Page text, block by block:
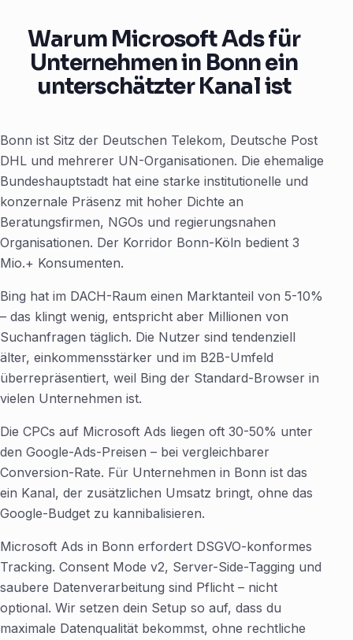
Warum Microsoft Ads für
Unternehmen in Bonn ein
unterschätzter Kanal ist
Bonn ist Sitz der Deutschen Telekom, Deutsche Post
DHL und mehrerer UN-Organisationen. Die ehemalige
Bundeshauptstadt hat eine starke institutionelle und
konzernale Präsenz mit hoher Dichte an
Beratungsfirmen, NGOs und regierungsnahen
Organisationen. Der Korridor Bonn-Köln bedient 3
Mio.+ Konsumenten.
Bing hat im DACH-Raum einen Marktanteil von 5-10%
– das klingt wenig, entspricht aber Millionen von
Suchanfragen täglich. Die Nutzer sind tendenziell
älter, einkommensstärker und im B2B-Umfeld
überrepräsentiert, weil Bing der Standard-Browser in
vielen Unternehmen ist.
Die CPCs auf Microsoft Ads liegen oft 30-50% unter
den Google-Ads-Preisen – bei vergleichbarer
Conversion-Rate. Für Unternehmen in Bonn ist das
ein Kanal, der zusätzlichen Umsatz bringt, ohne das
Google-Budget zu kannibalisieren.
Microsoft Ads in Bonn erfordert DSGVO-konformes
Tracking. Consent Mode v2, Server-Side-Tagging und
saubere Datenverarbeitung sind Pflicht – nicht
optional. Wir setzen dein Setup so auf, dass du
maximale Datenqualität bekommst, ohne rechtliche